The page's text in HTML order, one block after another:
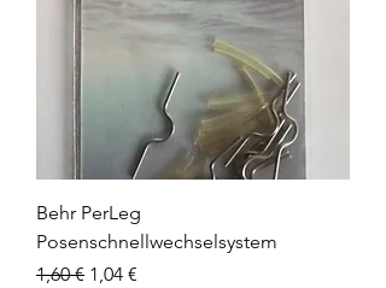
Behr PerLeg
Posenschnellwechselsystem
Prix original
1,60 € Prix promotionnel
1,04 €